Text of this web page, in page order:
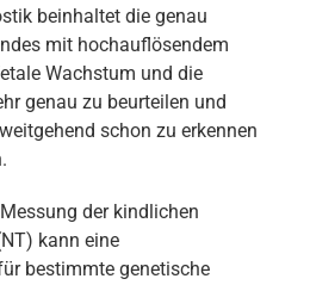
beinhaltet die genau
mit hochauflösendem
Wachstum und die
genau zu beurteilen und
schon zu erkennen
der kindlichen
kann eine
bestimmte genetische